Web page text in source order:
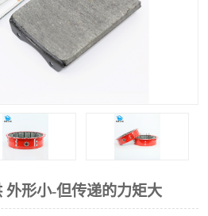
外形小-但传递的力矩大
实芯轮胎
联轴器